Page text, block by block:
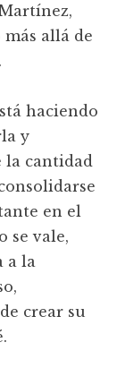
allá de
haciendo
y
la cantidad
en el
se vale,
a la
crear su